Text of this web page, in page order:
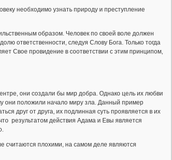
необходимо узнать природу и преступление
образом. Человек по своей воле должен
ответственности, следуя Слову Бога. Только тогда
Свое провидение в соответствии с этим принципом,
они создали бы мир добра. Однако цель их любви
они положили начало миру зла. Данный пример
друг от друга, их подлинная суть проявляется в их
результатом действия Адама и Евы является
считаются плохими, на самом деле являются